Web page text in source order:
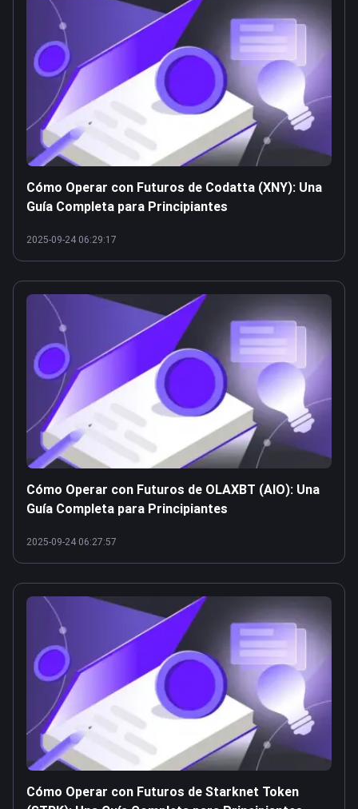
Cómo Operar con Futuros de Codatta (XNY): Una
Guía Completa para Principiantes
2025-09-24 06:29:17
Cómo Operar con Futuros de OLAXBT (AIO): Una
Guía Completa para Principiantes
2025-09-24 06:27:57
Cómo Operar con Futuros de Starknet Token